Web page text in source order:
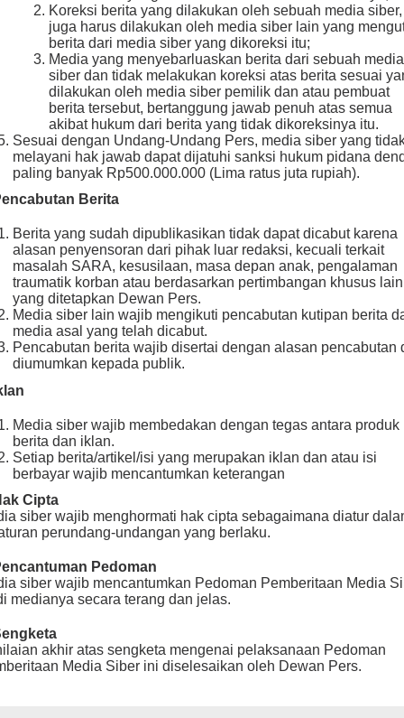
Koreksi berita yang dilakukan oleh sebuah media siber,
juga harus dilakukan oleh media siber lain yang
berita dari media siber yang dikoreksi itu;
Media yang menyebarluaskan berita dari sebuah media
siber dan tidak melakukan koreksi atas berita sesuai
dilakukan oleh media siber pemilik dan atau pembuat
berita tersebut, bertanggung jawab penuh atas semua
akibat hukum dari berita yang tidak dikoreksinya itu.
Sesuai dengan Undang-Undang Pers, media siber yang
melayani hak jawab dapat dijatuhi sanksi hukum pidana
paling banyak Rp500.000.000 (Lima ratus juta rupiah).
Berita
Berita yang sudah dipublikasikan tidak dapat dicabut karena
alasan penyensoran dari pihak luar redaksi, kecuali terkait
masalah SARA, kesusilaan, masa depan anak, pengalaman
traumatik korban atau berdasarkan pertimbangan khusus lain
yang ditetapkan Dewan Pers.
Media siber lain wajib mengikuti pencabutan kutipan berita
media asal yang telah dicabut.
Pencabutan berita wajib disertai dengan alasan pencabutan
diumumkan kepada publik.
Media siber wajib membedakan dengan tegas antara produk
berita dan iklan.
Setiap berita/artikel/isi yang merupakan iklan dan atau isi
berbayar wajib mencantumkan keterangan
Cipta
siber wajib menghormati hak cipta sebagaimana diatur
perundang-undangan yang berlaku.
Pedoman
siber wajib mencantumkan Pedoman Pemberitaan Media
medianya secara terang dan jelas.
akhir atas sengketa mengenai pelaksanaan Pedoman
Media Siber ini diselesaikan oleh Dewan Pers.